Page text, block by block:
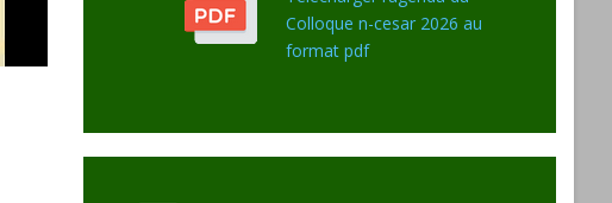
Colloque n-cesar 2026 au
format pdf